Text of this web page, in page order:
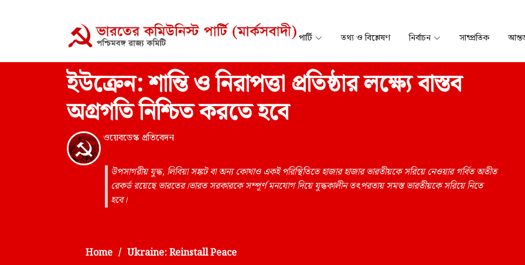
পার্টি তথ্য ও বিশ্লেষণ নির্বাচন সাম্প্রতিক
ইউক্রেন: শান্তি ও নিরাপত্তা প্রতিষ্ঠার লক্ষ্যে বাস্তব
অগ্রগতি নিশ্চিত করতে হবে
ওয়েবডেস্ক প্রতিবেদন
উপসাগরীয় যুদ্ধ, লিবিয়া সঙ্কট বা অন্য কোথাও একই পরিস্থিতিতে হাজার হাজার ভারতীয়কে সরিয়ে নেওয়ার গর্বিত অতীত
রেকর্ড রয়েছে ভারতের।ভারত সরকারকে সম্পূর্ণ মনযোগ দিয়ে যুদ্ধকালীন তৎপরতায় সমস্ত ভারতীয়কে সরিয়ে নিতে
হবে।
Home Ukraine: Reinstall Peace